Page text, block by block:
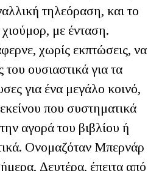
τηλεόραση, και το
με ένταση.
χωρίς εκπτώσεις, να
του ουσιαστικά για τα
για ένα μεγάλο κοινό,
που συστηματικά
αγορά του βιβλίου ή
Ονομαζόταν Μπερνάρ
Δευτέρα, έπειτα από